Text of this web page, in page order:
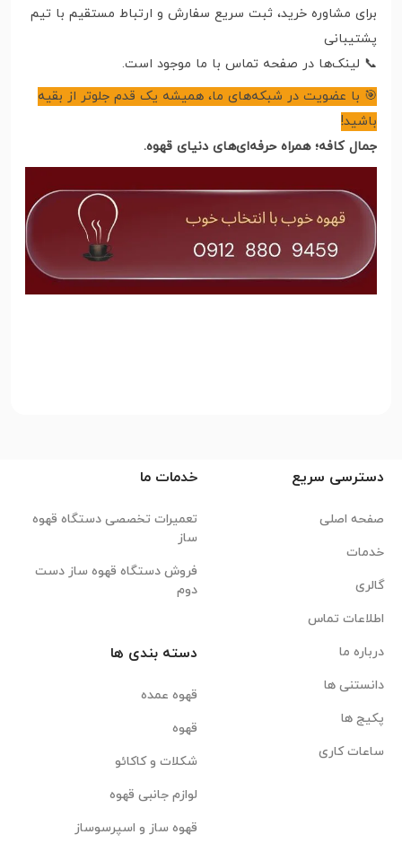
برای مشاوره خرید، ثبت سریع سفارش و ارتباط مستقیم با تیم
پشتیبانی
📞 لینک‌ها در صفحه تماس با ما موجود است.
🎯 با عضویت در شبکه‌های ما، همیشه یک قدم جلوتر از بقیه
باشید!
جمال کافه؛ همراه حرفه‌ای‌های دنیای قهوه.
دسترسی سریع
صفحه اصلی
خدمات
گالری
اطلاعات تماس
درباره ما
دانستنی ها
پکیج ها
ساعات کاری
خدمات ما
تعمیرات تخصصی دستگاه قهوه
ساز
فروش دستگاه قهوه ساز دست
دوم
دسته بندی ها
قهوه عمده
قهوه
شکلات و کاکائو
لوازم جانبی قهوه
قهوه ساز و اسپرسوساز